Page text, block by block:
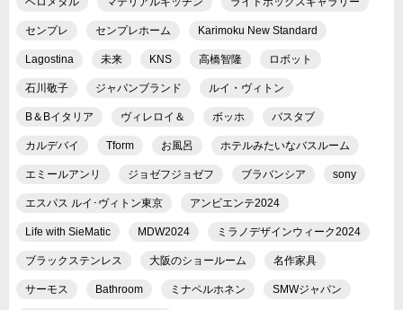
センプレ センプレホーム Karimoku New Standard
Lagostina 未来 KNS 高橋智隆 ロボット
石川敬子 ジャパンブランド ルイ・ヴィトン
B＆Bイタリア ヴィレロイ＆ ボッホ バスタブ
カルデバイ Tform お風呂 ホテルみたいなバスルーム
エミールアンリ ジョゼフジョゼフ ブラバンシア sony
エスパス ルイ･ヴィトン東京 アンビエンテ2024
Life with SieMatic MDW2024 ミラノデザインウィーク2024
ブラックステンレス 大阪のショールーム 名作家具
サーモス Bathroom ミナペルホネン SMWジャパン